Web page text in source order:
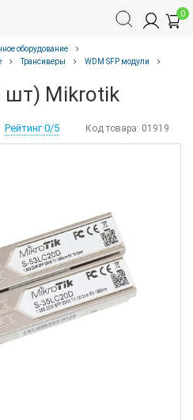
0
оборудование
Трансиверы
WDM SFP модули
шт) Mikrotik
Код товара: 01919
Рейтинг 0/5